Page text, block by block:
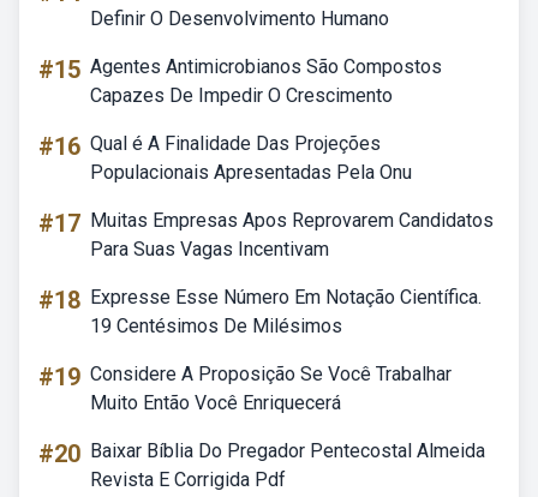
Definir O Desenvolvimento Humano
#15 Agentes Antimicrobianos São Compostos
Capazes De Impedir O Crescimento
#16 Qual é A Finalidade Das Projeções
Populacionais Apresentadas Pela Onu
#17 Muitas Empresas Apos Reprovarem Candidatos
Para Suas Vagas Incentivam
#18 Expresse Esse Número Em Notação Científica.
19 Centésimos De Milésimos
#19 Considere A Proposição Se Você Trabalhar
Muito Então Você Enriquecerá
#20 Baixar Bíblia Do Pregador Pentecostal Almeida
Revista E Corrigida Pdf